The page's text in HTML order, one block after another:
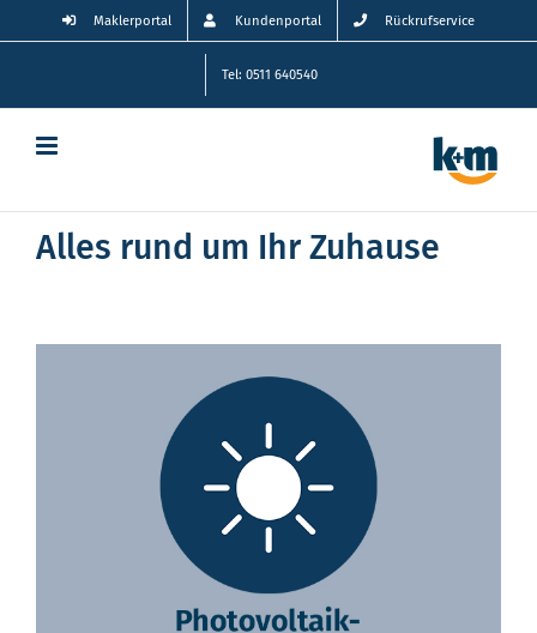
Inhalt
Maklerportal Kundenportal Rückrufservice
Tel: 0511 640540
Alles rund um Ihr Zuhause